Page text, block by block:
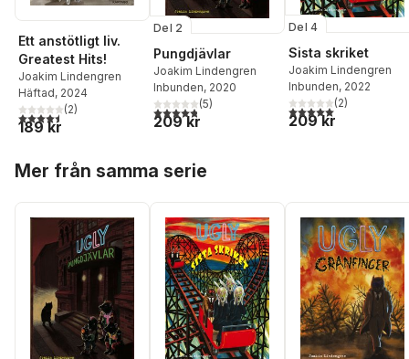
Ett anstötligt liv.
Greatest Hits!
Joakim Lindengren
Häftad, 2024
4,5utav 5 stjärnor. Totalt antal röster:
(2)
189 kr
Del 2
Pungdjävlar
Joakim Lindengren
Inbunden, 2020
4,8utav 5 stjärnor. Totalt antal röster:
(5)
209 kr
Del 4
Sista skriket
Joakim Lindengren
Inbunden, 2022
5,0utav 5 stjärnor.
(2)
209 kr
Mer från samma serie